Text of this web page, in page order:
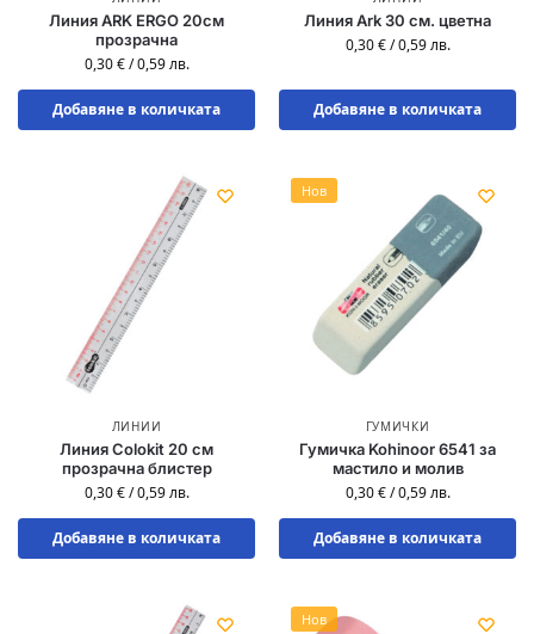
Линия ARK ERGO 20см
прозрачна
0,30€ /0,59лв.
Добавяне в количката
Линия Ark 30 см. цветна
0,30€ /0,59лв.
Добавяне в количката
ЛИНИИ
Линия Colokit 20 см
прозрачна блистер
0,30€ /0,59лв.
Добавяне в количката
Нов
ГУМИЧКИ
Гумичка Kohinoor 6541 за
мастило и молив
0,30€ /0,59лв.
Добавяне в количката
Нов